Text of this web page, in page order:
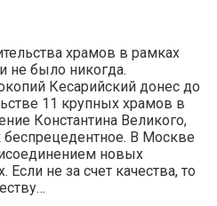
храмов в рамках
не было никогда.
Кесарийский донес до
11 крупных храмов в
Константина Великого,
В Москве
новых
не за счет качества, то